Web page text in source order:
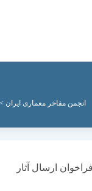
انجمن مفاخر معماری ایران >